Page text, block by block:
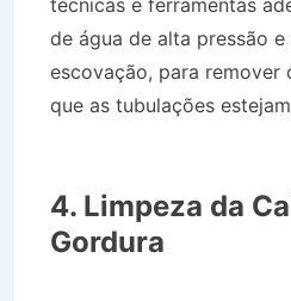
de água de alta pressão
escovação, para remover
que as tubulações
4. Limpeza da
Gordura